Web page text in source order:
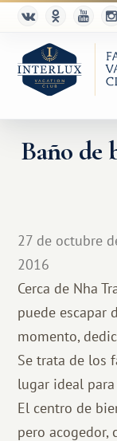
Baño de
27 de octubre
2016
Cerca de Nha
puede escapar
momento,
Se trata de los
lugar ideal
El centro de
pero acogedor,